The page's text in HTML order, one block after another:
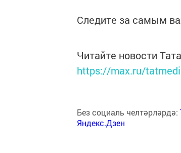
Следите за самым
Читайте новости
https://max.ru/
Без социаль челтәрләрдә:
Яндекс.Дзен